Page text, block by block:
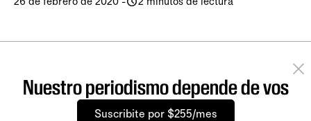
Nuestro periodismo depende de vos
Suscribite por $255/mes